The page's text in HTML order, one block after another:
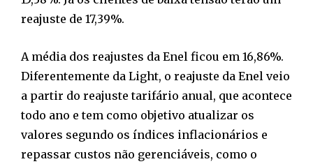
reajuste de 17,39%.
A média dos reajustes da Enel ficou em 16,86%.
Diferentemente da Light, o reajuste da Enel veio
a partir do reajuste tarifário anual, que acontece
todo ano e tem como objetivo atualizar os
valores segundo os índices inflacionários e
repassar custos não gerenciáveis, como o